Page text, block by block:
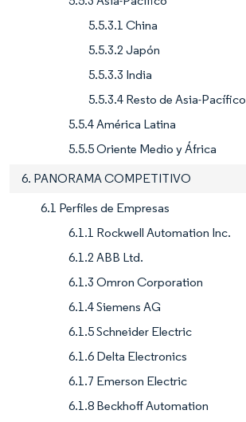
5.5.3.1 China
5.5.3.2 Japón
5.5.3.3 India
5.5.3.4 Resto de Asia-Pacífico
5.5.4 América Latina
5.5.5 Oriente Medio y África
6. PANORAMA COMPETITIVO
6.1 Perfiles de Empresas
6.1.1 Rockwell Automation Inc.
6.1.2 ABB Ltd.
6.1.3 Omron Corporation
6.1.4 Siemens AG
6.1.5 Schneider Electric
6.1.6 Delta Electronics
6.1.7 Emerson Electric
6.1.8 Beckhoff Automation